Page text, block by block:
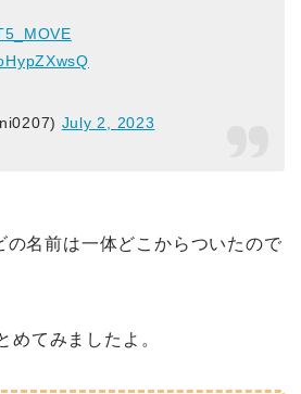
July 2, 2023
名前は一体どこからついたので
めてみましたよ。